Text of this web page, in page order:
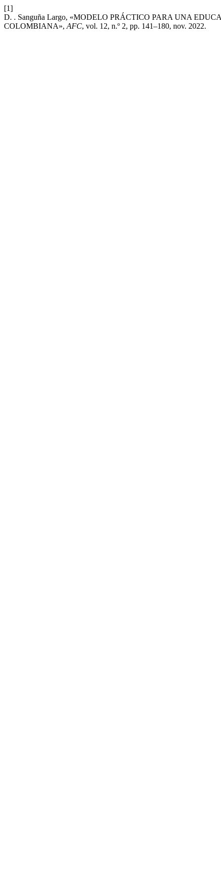
[1]
D. . Sanguña Largo, «MODELO PRÁCTICO PARA UNA
COLOMBIANA», AFC, vol. 12, n.º 2, pp. 141–180, nov. 2022.